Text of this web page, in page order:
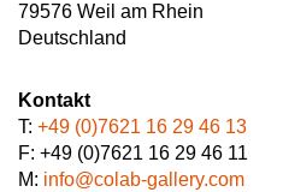
79576 Weil am Rhein
Deutschland
Kontakt
T: +49 (0)7621 16 29 46 13
F: +49 (0)7621 16 29 46 11
M: info@colab-gallery.com